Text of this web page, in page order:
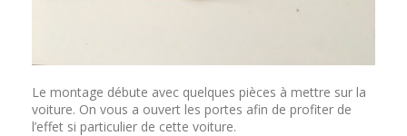
Le montage débute avec quelques pièces à mettre sur la
voiture. On vous a ouvert les portes afin de profiter de
l’effet si particulier de cette voiture.